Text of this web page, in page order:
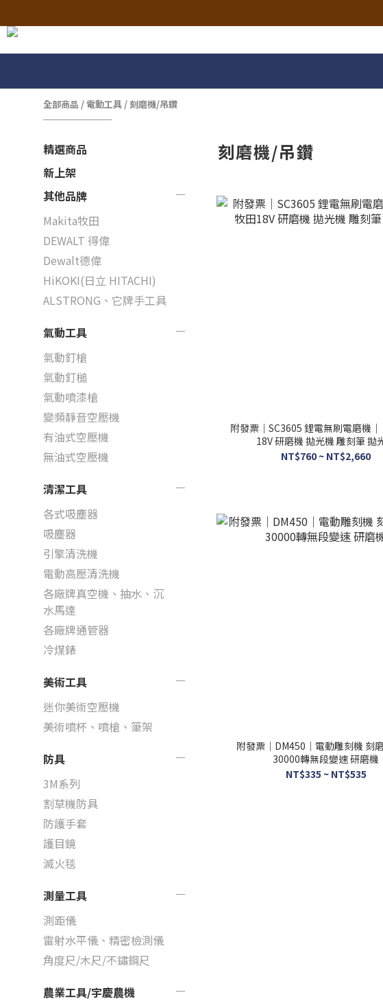
全部商品 /電動工具 /刻磨機/吊鑽
精選商品
新上架
其他品牌
Makita牧田
DEWALT 得偉
Dewalt德偉
HiKOKI(日立 HITACHI)
ALSTRONG、它牌手工具
氣動工具
氣動釘槍
氣動釘槌
氣動噴漆槍
變頻靜音空壓機
有油式空壓機
無油式空壓機
清潔工具
各式吸塵器
吸塵器
引擎清洗機
電動高壓清洗機
各廠牌真空機、抽水、沉
水馬達
各廠牌通管器
冷煤錶
美術工具
迷你美術空壓機
美術噴杯、噴槍、筆架
防具
3M系列
割草機防具
防護手套
護目鏡
滅火毯
測量工具
測距儀
雷射水平儀、精密檢測儀
角度尺/木尺/不鏽鋼尺
農業工具/宇慶農機
刻磨機/吊鑽
附發票｜SC3605 鋰電無刷電磨機
18V 研磨機 拋光機 雕刻筆 拋
NT$760 ~ NT$2,660
附發票｜DM450｜電動雕刻機 刻
30000轉無段變速 研磨機
NT$335 ~ NT$535